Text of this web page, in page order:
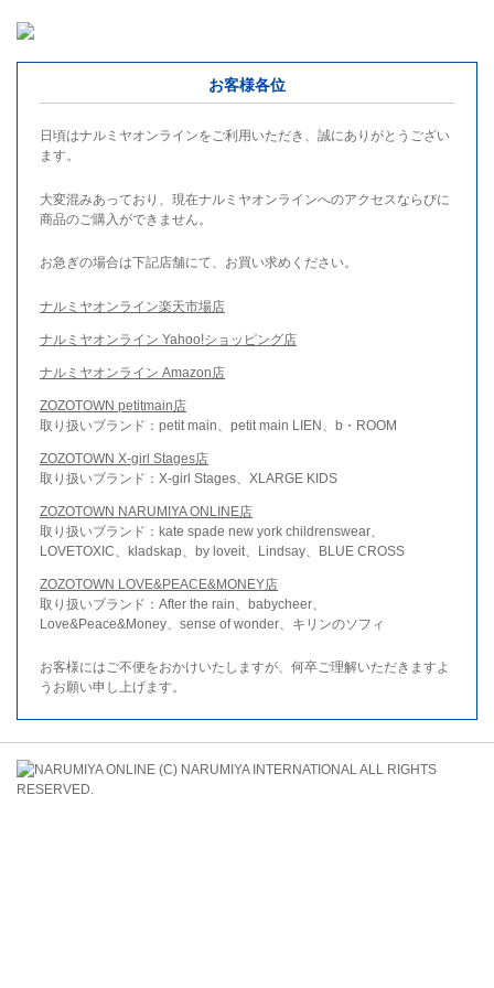
お客様各位
日頃はナルミヤオンラインをご利用いただき、誠にありがとうござい
ます。
大変混みあっており、現在ナルミヤオンラインへのアクセスならびに
商品のご購入ができません。
お急ぎの場合は下記店舗にて、お買い求めください。
ナルミヤオンライン楽天市場店
ナルミヤオンライン Yahoo!ショッピング店
ナルミヤオンライン Amazon店
ZOZOTOWN petitmain店
取り扱いブランド：petit main、petit main LIEN、b・ROOM
ZOZOTOWN X-girl Stages店
取り扱いブランド：X-girl Stages、XLARGE KIDS
ZOZOTOWN NARUMIYA ONLINE店
取り扱いブランド：kate spade new york childrenswear、
LOVETOXIC、kladskap、by loveit、Lindsay、BLUE CROSS
ZOZOTOWN LOVE&PEACE&MONEY店
取り扱いブランド：After the rain、babycheer、
Love&Peace&Money、sense of wonder、キリンのソフィ
お客様にはご不便をおかけいたしますが、何卒ご理解いただきますよ
うお願い申し上げます。